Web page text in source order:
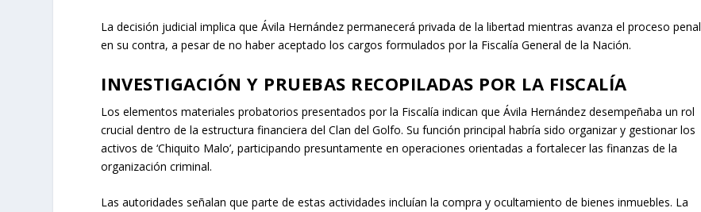
La decisión judicial implica que Ávila Hernández permanecerá privada de la libertad mientras avanza el proceso penal
en su contra, a pesar de no haber aceptado los cargos formulados por la Fiscalía General de la Nación.
INVESTIGACIÓN Y PRUEBAS RECOPILADAS POR LA FISCALÍA
Los elementos materiales probatorios presentados por la Fiscalía indican que Ávila Hernández desempeñaba un rol
crucial dentro de la estructura financiera del Clan del Golfo. Su función principal habría sido organizar y gestionar los
activos de ‘Chiquito Malo’, participando presuntamente en operaciones orientadas a fortalecer las finanzas de la
organización criminal.
Las autoridades señalan que parte de estas actividades incluían la compra y ocultamiento de bienes inmuebles. La